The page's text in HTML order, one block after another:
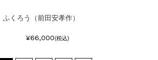
ふくろう（前田安孝作）
¥66,000(税込)